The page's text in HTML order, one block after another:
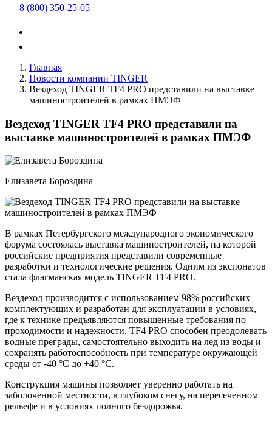
8 (800) 350-25-05
Главная
Новости компании TINGER
Вездеход TINGER TF4 PRO представили на выставке
машиностроителей в рамках ПМЭФ
Вездеход TINGER TF4 PRO представили на
выставке машиностроителей в рамках ПМЭФ
Елизавета Бороздина
В рамках Петербургского международного экономического
форума состоялась выставка машиностроителей, на которой
российские предприятия представили современные
разработки и технологические решения. Одним из экспонатов
стала флагманская модель TINGER TF4 PRO.
Вездеход производится с использованием 98% российских
комплектующих и разработан для эксплуатации в условиях,
где к технике предъявляются повышенные требования по
проходимости и надежности. TF4 PRO способен преодолевать
водные преграды, самостоятельно выходить на лед из воды и
сохранять работоспособность при температуре окружающей
среды от -40 °C до +40 °C.
Конструкция машины позволяет уверенно работать на
заболоченной местности, в глубоком снегу, на пересеченном
рельефе и в условиях полного бездорожья.